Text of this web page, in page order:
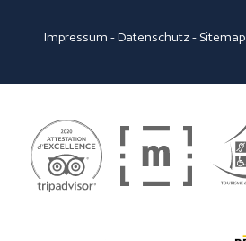
Impressum -Datenschutz- Sitemap